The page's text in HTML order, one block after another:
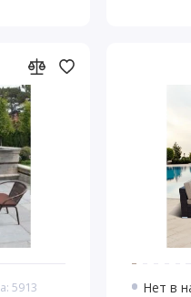
5913 Нет в